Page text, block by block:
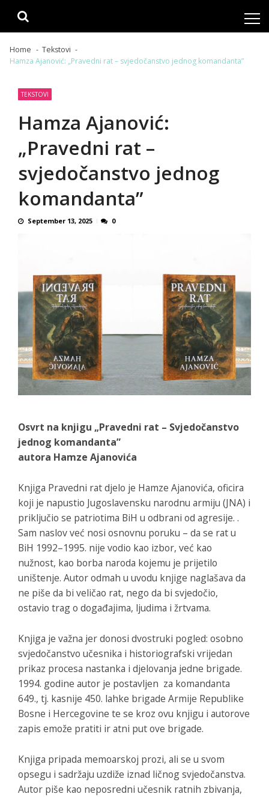
Home
Tekstovi
Hamza Ajanović: „Pravedni rat – svjedočanstvo jednog komandanta”
TEKSTOVI
Hamza Ajanović:
„Pravedni rat –
svjedočanstvo jednog
komandanta”
September 13, 2025 0
Osvrt na knjigu „Pravedni rat – Svjedočanstvo
jednog komandanta”
autora Hamze Ajanovića
Knjiga Pravedni ratdjelo je Hamze Ajanovića, oficira
koji je napustio Jugoslavensku narodnu armiju (JNA) i
priključio se patriotima BiH u odbrani od agresije. .
Sam naslov već nosi osnovnu poruku – da se rat u
BiH 1992–1995. nije vodio kao izbor, već kao
nužnost, kao borba naroda kojemu je prijetilo
uništenje. Autor odmah u uvodu knjige naglašava da
ne piše da bi veličao rat, nego da bi svjedočio,
ostavio trag o događajima, ljudima i žrtvama.
Knjiga je važna jer donosi dvostruki pogled: osobno
svjedočanstvo učesnika i historiografski vrijedan
prikaz procesa nastanka i djelovanja jedne brigade.
1994. godine autor je postavljen za komandanta
649., tj. kasnije 450. lahke brigade Armije Republike
Bosne i Hercegovine te se kroz ovu knjigu i autorove
zapis emože pratiti ir atni put ove brigade.
Knjiga pripada memoarskoj prozi, ali se u svom
opsegu i sadržaju uzdiže iznad ličnog svjedočanstva.
Autor piše kao neposredni učesnik ratnih zbivanja,